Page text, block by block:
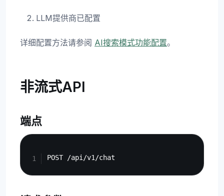
LLM提供商已配置
详细配置方法请参阅 AI搜索模式功能配置。
非流式API
端点